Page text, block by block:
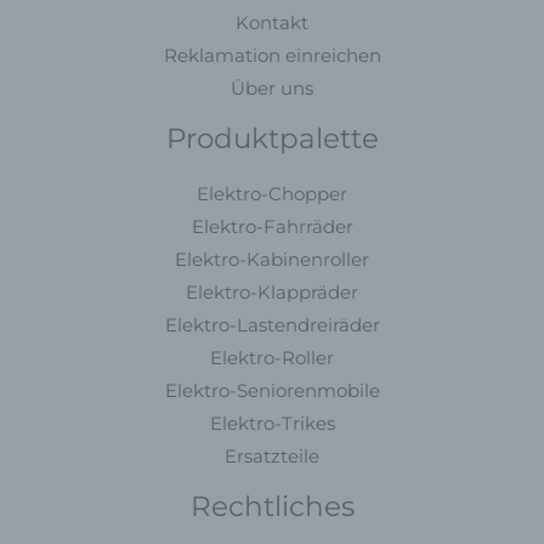
Kontakt
Reklamation einreichen
Über uns
Produktpalette
Elektro-Chopper
Elektro-Fahrräder
Elektro-Kabinenroller
Elektro-Klappräder
Elektro-Lastendreiräder
Elektro-Roller
Elektro-Seniorenmobile
Elektro-Trikes
Ersatzteile
Rechtliches
Verarbeitung Verantwortlichen
Verantwortlicher im Sinne der Datenschutz-
Grundverordnung, sonstiger in den Mitgliedstaaten der
anderer Bestimmungen mit datenschutzrechtlichem
63477 Maintal - Deutschland
Telefon: +49 6181 3698350
Die Internetseiten verwenden Cookies. Cookies sind